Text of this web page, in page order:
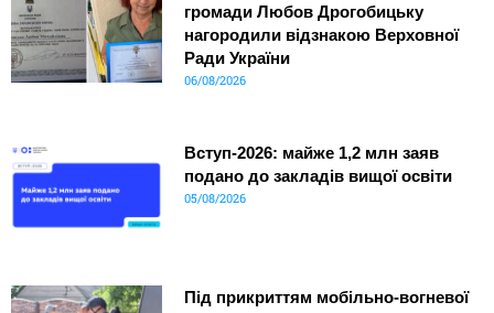
громади Любов Дрогобицьку
нагородили відзнакою Верховної
Ради України
06/08/2026
Вступ-2026: майже 1,2 млн заяв
подано до закладів вищої освіти
05/08/2026
Під прикриттям мобільно-вогневої